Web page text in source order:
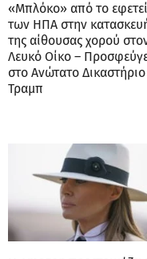
«Μπλόκο» από το
των ΗΠΑ στην
της αίθουσας χορού
Λευκό Οίκο –
στο Ανώτατο
Τραμπ